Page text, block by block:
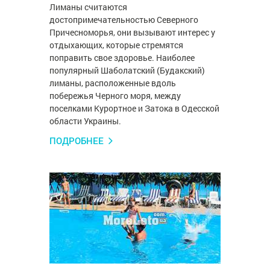
Лиманы считаются
достопримечательностью Северного
Причесноморья, они вызывают интерес у
отдыхающих, которые стремятся
поправить свое здоровье. Наиболее
популярный Шаболатский (Будакский)
лиманы, расположенные вдоль
побережья Черного моря, между
поселками Курортное и Затока в Одесской
области Украины.
ПОДРОБНЕЕ